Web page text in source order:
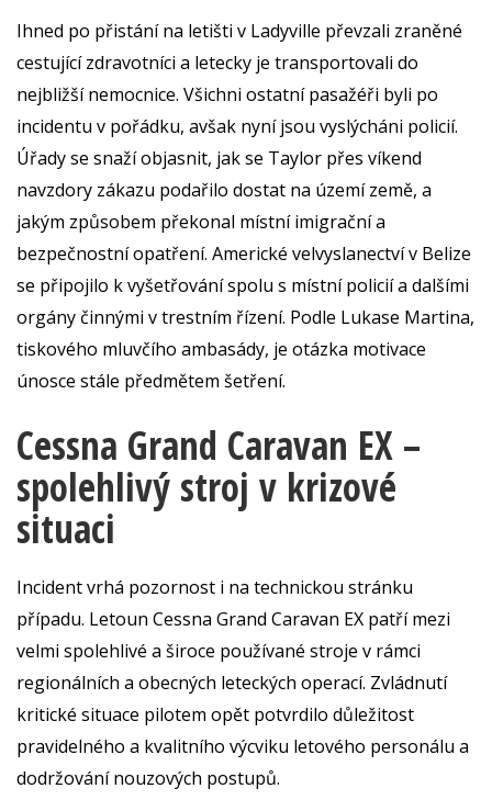
Ihned po přistání na letišti v Ladyville převzali zraněné
cestující zdravotníci a letecky je transportovali do
nejbližší nemocnice. Všichni ostatní pasažéři byli po
incidentu v pořádku, avšak nyní jsou vyslýcháni policií.
Úřady se snaží objasnit, jak se Taylor přes víkend
navzdory zákazu podařilo dostat na území země, a
jakým způsobem překonal místní imigrační a
bezpečnostní opatření. Americké velvyslanectví v Belize
se připojilo k vyšetřování spolu s místní policií a dalšími
orgány činnými v trestním řízení. Podle Lukase Martina,
tiskového mluvčího ambasády, je otázka motivace
únosce stále předmětem šetření.
Cessna Grand Caravan EX –
spolehlivý stroj v krizové
situaci
Incident vrhá pozornost i na technickou stránku
případu. Letoun Cessna Grand Caravan EX patří mezi
velmi spolehlivé a široce používané stroje v rámci
regionálních a obecných leteckých operací. Zvládnutí
kritické situace pilotem opět potvrdilo důležitost
pravidelného a kvalitního výcviku letového personálu a
dodržování nouzových postupů.